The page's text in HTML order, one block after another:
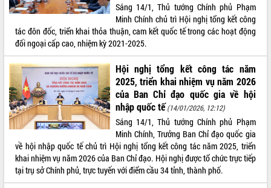
Trailer Lễ hội Sầu riêng Đắk Lắk năm
2026
Khám bệnh, cấp phát thuốc miễn phí
và tặng quà người dân xã Cư Pui
Hội nghị UBND tỉnh Đắk Lắk thường kỳ
tháng 7/2026
Lễ truy tặng danh hiệu “Bà Mẹ Việt
Nam Anh hùng” và trao Huân chương
Lao động
UBND tỉnh Đắk Lắk triển khai nhiệm
vụ 6 tháng cuối năm 2026
ALBUM ẢNH
Sáng 14/1, Thủ tướng Chính phủ Phạm
Minh Chính chủ trì Hội nghị tổng kết công
tác đôn đốc, triển khai thỏa thuận, cam kết quốc tế trong các hoạt động
đối ngoại cấp cao, nhiệm kỳ 2021-2025.
Hội nghị tổng kết công tác năm
2025, triển khai nhiệm vụ năm 2026
của Ban Chỉ đạo quốc gia về hội
nhập quốc tế (14/01/2026, 12:12)
Sáng 14/1, Thủ tướng Chính phủ Phạm
Minh Chính, Trưởng Ban Chỉ đạo quốc gia
về hội nhập quốc tế chủ trì Hội nghị tổng kết công tác năm 2025, triển
khai nhiệm vụ năm 2026 của Ban Chỉ đạo. Hội nghị được tổ chức trực tiếp
tại trụ sở Chính phủ, trực tuyến với điểm cầu 34 tỉnh, thành phố.